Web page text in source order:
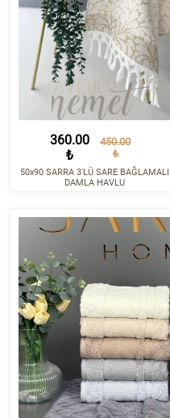
360.00
₺
450.00
₺
50x90 SARRA 3'LÜ SARE BAĞLAMALI
DAMLA HAVLU